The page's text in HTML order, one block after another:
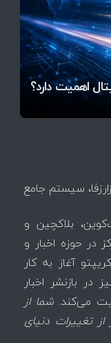
اهمیت دارد؟
/ مهم‌ترین
سبز شد
قیمت تتر، بیت‌کوین و اتریوم امروز دوشنبه ۵ مرداد
بدهد، همه‌چیز
رقابت پنهان دولت‌ها بر سر بیت‌کوین/ ۱۰ کشور برتر
فاز تازه شد
میلیاردی روی
میلیاردها
سیستم جامع
بلاکچین و
متمرکز در حوزه اخبار و
آغاز به کار
بازنشر اخبار
می‌کند.شما از
تغییرات دنیای